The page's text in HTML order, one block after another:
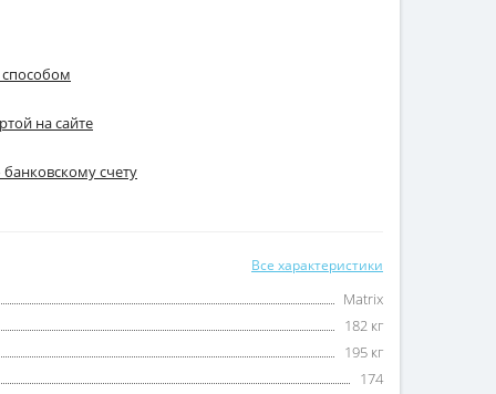
на сайте
счету
Все характеристики
Matrix
182 кг
195 кг
174